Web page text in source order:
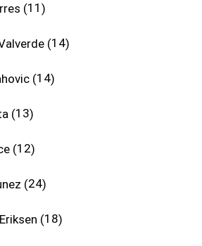
11
14
14
13
12
24
18